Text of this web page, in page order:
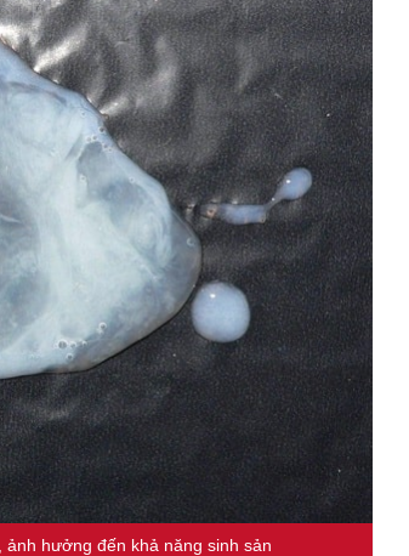
hưởng đến khả năng sinh sản